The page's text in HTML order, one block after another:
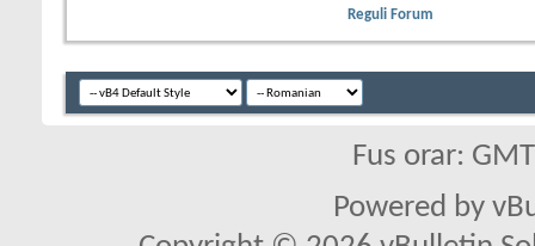
Reguli Forum
Fus orar:
Powered by